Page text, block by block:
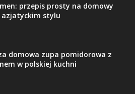
przepis prosty na domowy
azjatyckim stylu
domowa zupa pomidorowa z
w polskiej kuchni